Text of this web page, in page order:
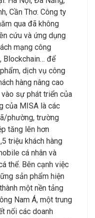
Cần Thơ. Công ty
qua đã không
cứu và ứng dụng
mạng công
Blockchain… để
dịch vụ công
hàng nâng cao
sự phát triển của
của MISA là các
phường, trường
tăng lên hơn
triệu khách hàng
cá nhân và
thể. Bên cạnh việc
sản phẩm hiện
một nền tảng
Nam Á, một trung
nối các doanh